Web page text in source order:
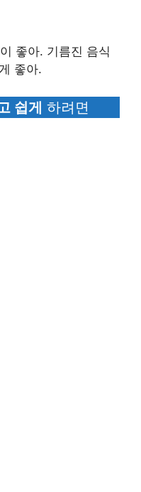
좋아. 기름진 음식
좋아.
쉽게 하려면